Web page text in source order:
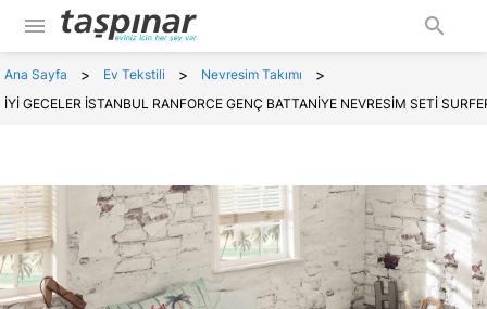
menu search
Ana Sayfa > Ev Tekstili > Nevresim Takımı >
İYİ GECELER İSTANBUL RANFORCE GENÇ BATTANİYE NEVRESİM SETİ